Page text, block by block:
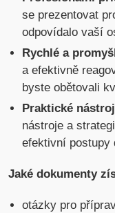
se prezentovat
odpovídalo vaší
Rychlé a
a efektivně
byste obětovali
Praktické
nástroje a
efektivní postupy
Jaké dokumenty
otázky pro